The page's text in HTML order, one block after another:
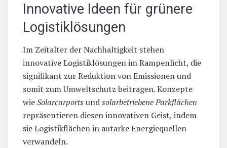
Innovative Ideen für grünere
Logistiklösungen
Im Zeitalter der Nachhaltigkeit stehen
innovative Logistiklösungen im Rampenlicht, die
signifikant zur Reduktion von Emissionen und
somit zum Umweltschutz beitragen. Konzepte
wieSolarcarports undsolarbetriebene Parkflächen
repräsentieren diesen innovativen Geist, indem
sie Logistikflächen in autarke Energiequellen
verwandeln.